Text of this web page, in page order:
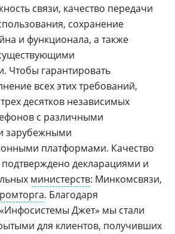
связи, качество передачи
сохранение
и функционала, а также
Чтобы гарантировать
всех этих требований,
десятков независимых
с различными
зарубежными
платформами. Качество
декларациями и
министерств: Минкомсвязи,
. Благодаря
«Инфосистемы Джет» мы стали
для клиентов, получивших